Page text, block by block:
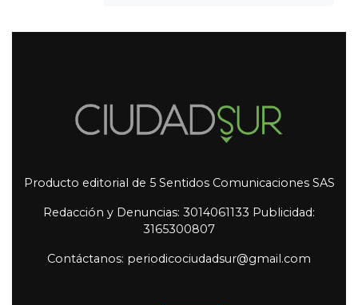
Producto editorial de 5 Sentidos Comunicaciones SAS
Redacción y Denuncias: 3014061133 Publicidad:
3165300807
Contáctanos: periodicociudadsur@gmail.com